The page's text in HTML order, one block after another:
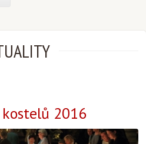
kostelů 2016